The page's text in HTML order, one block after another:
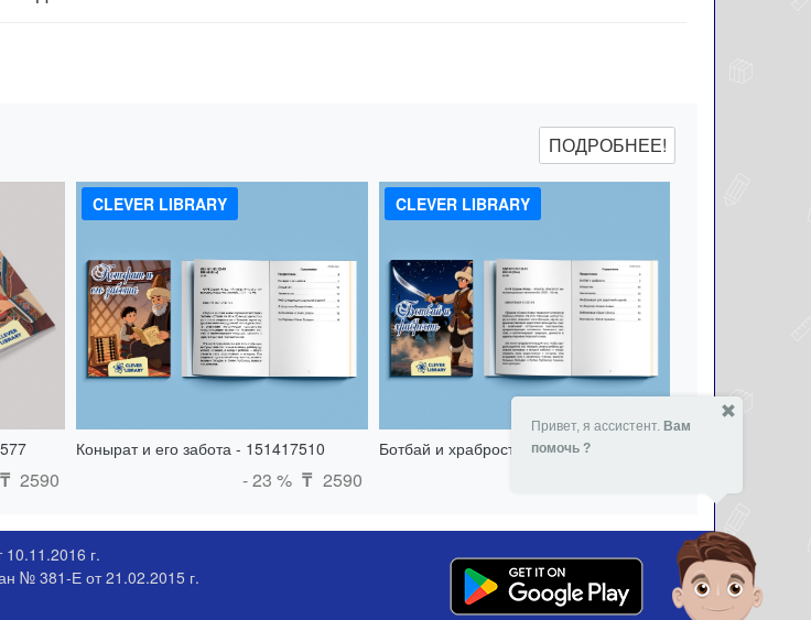
ПОДРОБНЕЕ!
₸ 2590
CLEVER LIBRARY
Конырат и его забота - 151417510
- 23 % ₸ 2590
CLEVER LIBRARY
Ботбай и храбрость - 151417495
10.11.2016 г.
№ 381-Е от 21.02.2015 г.
Привет, я ассистент. Вам
помочь ?